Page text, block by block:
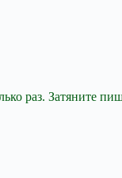
раз. Затяните